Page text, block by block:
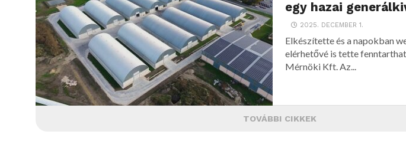
egy hazai
2025. DECEMBER 1.
Elkészítette és a napokban
elérhetővé is tette
Mérnöki Kft. Az...
TOVÁBBI CIKKEK